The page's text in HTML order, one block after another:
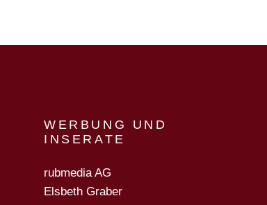
WERBUNG UND
INSERATE
rubmedia AG
Elsbeth Graber